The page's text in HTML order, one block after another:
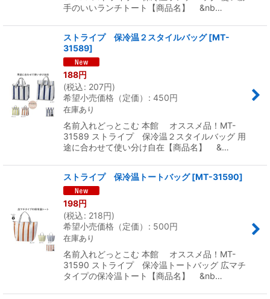
手のいいランチトート【商品名】 &nb…
ストライプ 保冷温２スタイルバッグ [MT-
31589]
188円
(税込: 207円)
希望小売価格（定価）
: 450円
在庫あり
名前入れどっとこむ 本館 オススメ品！MT-
31589 ストライプ 保冷温２スタイルバッグ 用
途に合わせて使い分け自在【商品名】 &…
ストライプ 保冷温トートバッグ [MT-31590]
198円
(税込: 218円)
希望小売価格（定価）
: 500円
在庫あり
名前入れどっとこむ 本館 オススメ品！MT-
31590 ストライプ 保冷温トートバッグ 広マチ
タイプの保冷温トート【商品名】 &nb…